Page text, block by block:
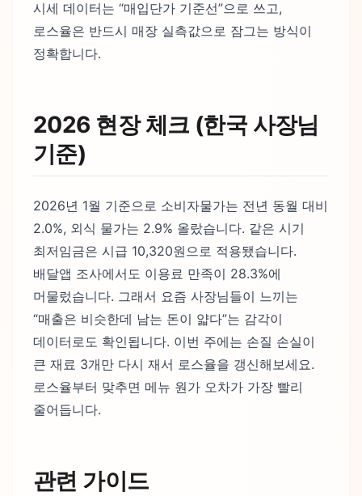
시세 데이터는 “매입단가 기준선”으로 쓰고,
로스율은 반드시 매장 실측값으로 잠그는 방식이
정확합니다.
2026 현장 체크 (한국 사장님
기준)
2026년 1월 기준으로 소비자물가는 전년 동월 대비
2.0%, 외식 물가는 2.9% 올랐습니다. 같은 시기
최저임금은 시급 10,320원으로 적용됐습니다.
배달앱 조사에서도 이용료 만족이 28.3%에
머물렀습니다. 그래서 요즘 사장님들이 느끼는
“매출은 비슷한데 남는 돈이 얇다”는 감각이
데이터로도 확인됩니다. 이번 주에는 손질 손실이
큰 재료 3개만 다시 재서 로스율을 갱신해보세요.
로스율부터 맞추면 메뉴 원가 오차가 가장 빨리
줄어듭니다.
관련 가이드